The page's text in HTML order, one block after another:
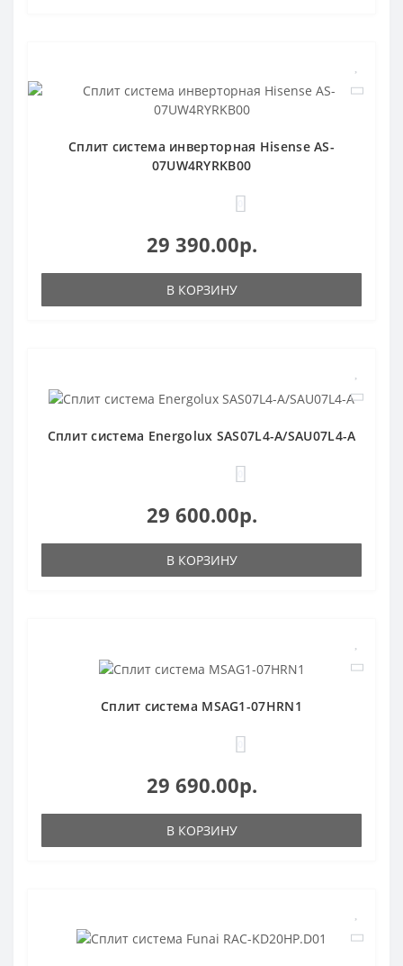
Сплит система инверторная Hisense AS-
07UW4RYRKB00
29 390.00р.
В КОРЗИНУ
Сплит система Energolux SAS07L4-A/SAU07L4-A
29 600.00р.
В КОРЗИНУ
Сплит система MSAG1-07HRN1
29 690.00р.
В КОРЗИНУ